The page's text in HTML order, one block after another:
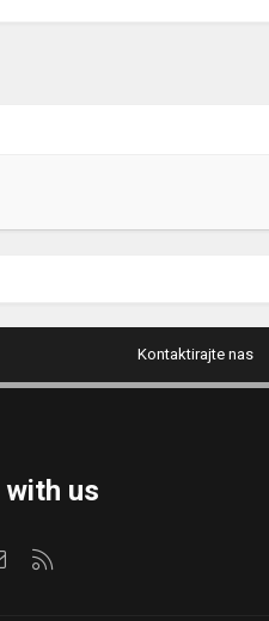
Kontaktirajte nas
us
Kontaktirajte nas